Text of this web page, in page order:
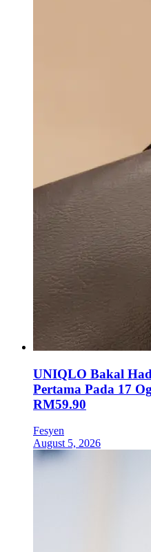
UNIQLO Bakal
Pertama Pada 17
RM59.90
Fesyen
August 5, 2026